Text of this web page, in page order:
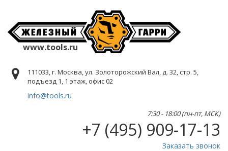
www.tools.ru
111033, г. Москва, ул. Золоторожский Вал, д. 32, стр. 5,
подъезд 1, 1 этаж, офис 02
info@tools.ru
7:30 - 18:00 (пн-пт, МСК)
+7 (495) 909-17-13
Заказать звонок